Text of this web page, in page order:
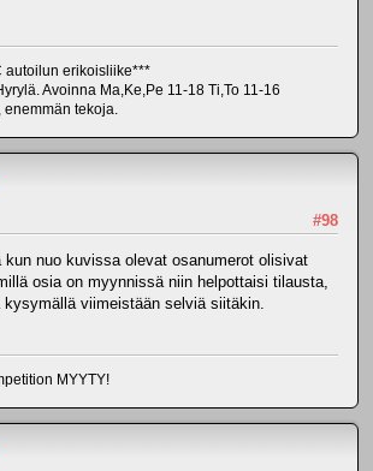
erikoisliike***
Avoinna Ma,Ke,Pe 11-18 Ti,To 11-16
tekoja.
#98
kun nuo kuvissa olevat osanumerot olisivat
osia on myynnissä niin helpottaisi tilausta,
viimeistään selviä siitäkin.
MYYTY!